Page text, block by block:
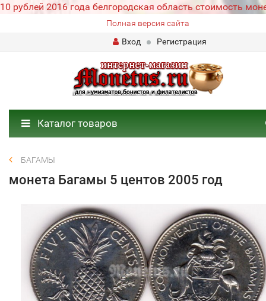
10 рублей 2016 года белгородская область стоимость
Полная версия сайта
Вход
Регистрация
Каталог товаров
БАГАМЫ
монета Багамы 5 центов 2005 год